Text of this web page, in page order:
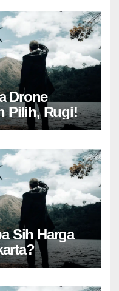
Drone
Pilih, Rugi!
Sih Harga